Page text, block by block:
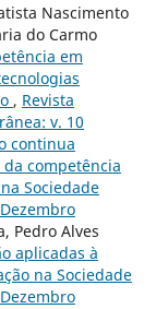
Nascimento
do Carmo
em
, Revista
v. 10
continua
competência
Sociedade
Pedro Alves
aplicadas à
na Sociedade